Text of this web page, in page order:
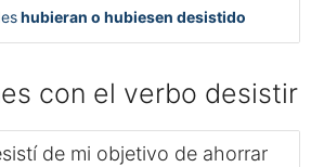
hubieran o hubiesen desistido
con el verbo desistir
de mi objetivo de ahorrar